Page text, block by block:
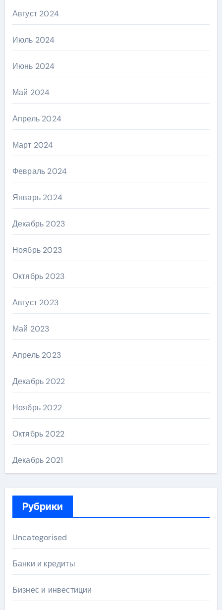
Август 2024
Июль 2024
Июнь 2024
Май 2024
Апрель 2024
Март 2024
Февраль 2024
Январь 2024
Декабрь 2023
Ноябрь 2023
Октябрь 2023
Август 2023
Май 2023
Апрель 2023
Декабрь 2022
Ноябрь 2022
Октябрь 2022
Декабрь 2021
Рубрики
Uncategorised
Банки и кредиты
Бизнес и инвестиции